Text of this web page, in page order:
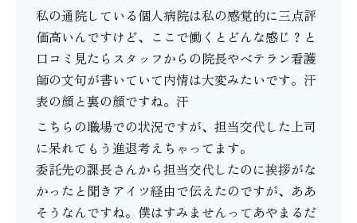
私の通院している個人病院は私の感覚的に三点評
価高いんですけど、ここで働くとどんな感じ？と
口コミ見たらスタッフからの院長やベテラン看護
師の文句が書いていて内情は大変みたいです。汗
表の顔と裏の顔ですね。汗
こちらの職場での状況ですが、担当交代した上司
に呆れてもう進退考えちゃってます。
委託先の課長さんから担当交代したのに挨拶がな
かったと聞きアイツ経由で伝えたのですが、ああ
そうなんですね。僕はすみませんってあやまるだ